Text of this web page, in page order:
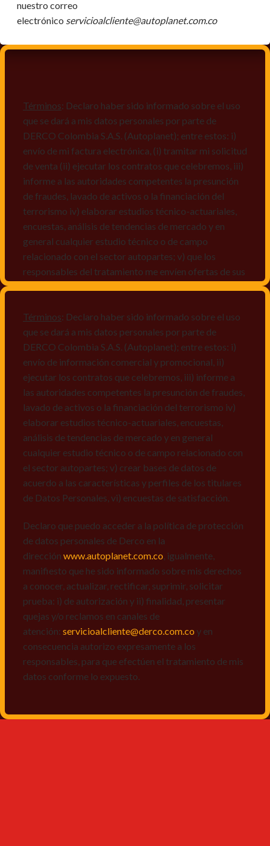
nuestro correo
electrónico servicioalcliente@autoplanet.com.co
Términos: Declaro haber sido informado sobre el uso
que se dará a mis datos personales por parte de
DERCO Colombia S.A.S. (Autoplanet); entre estos: i)
envío de mi factura electrónica, (i) tramitar mi solicitud
de venta (ii) ejecutar los contratos que celebremos, iii)
informe a las autoridades competentes la presunción
de fraudes, lavado de activos o la financiación del
terrorismo iv) elaborar estudios técnico-actuariales,
encuestas, análisis de tendencias de mercado y en
general cualquier estudio técnico o de campo
relacionado con el sector autopartes; v) que los
responsables del tratamiento me envíen ofertas de sus
mismos, vi) crear bases de datos de acuerdo a las
características y perfiles de los titulares de Datos
Personales, v) encuestas de satisfacción, vi) reportes
recall.
Declaro que puedo acceder a la política de protección
de datos personales de Derco en la
direcciónwww.autoplanet.com.co, igualmente,
manifiesto que he sido informado sobre mis derechos
a conocer, actualizar, rectificar, suprimir, solicitar
prueba: i) de autorización y ii) finalidad, presentar
quejas y/o reclamos en canales de
atención: servicioalcliente@derco.com.coy en
responsables, para que efectúen el tratamiento de mis
datos conforme lo expuesto.
Términos: Declaro haber sido informado sobre el uso
que se dará a mis datos personales por parte de
DERCO Colombia S.A.S. (Autoplanet); entre estos: i)
envío de información comercial y promocional, ii)
ejecutar los contratos que celebremos, iii) informe a
las autoridades competentes la presunción de fraudes,
lavado de activos o la financiación del terrorismo iv)
elaborar estudios técnico-actuariales, encuestas,
análisis de tendencias de mercado y en general
cualquier estudio técnico o de campo relacionado con
el sector autopartes; v) crear bases de datos de
acuerdo a las características y perfiles de los titulares
de Datos Personales, vi) encuestas de satisfacción.
Declaro que puedo acceder a la política de protección
de datos personales de Derco en la
dirección www.autoplanet.com.co , igualmente,
manifiesto que he sido informado sobre mis derechos
a conocer, actualizar, rectificar, suprimir, solicitar
prueba: i) de autorización y ii) finalidad, presentar
quejas y/o reclamos en canales de
atención: servicioalcliente@derco.com.co y en
consecuencia autorizo expresamente a los
responsables, para que efectúen el tratamiento de mis
datos conforme lo expuesto.